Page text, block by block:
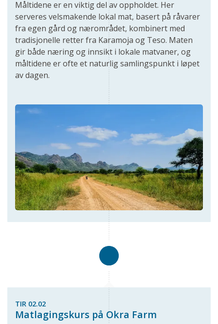
Måltidene er en viktig del av oppholdet. Her
serveres velsmakende lokal mat, basert på råvarer
fra egen gård og nærområdet, kombinert med
tradisjonelle retter fra Karamoja og Teso. Maten
gir både næring og innsikt i lokale matvaner, og
måltidene er ofte et naturlig samlingspunkt i løpet
av dagen.
TIR 02.02
Matlagingskurs på Okra Farm